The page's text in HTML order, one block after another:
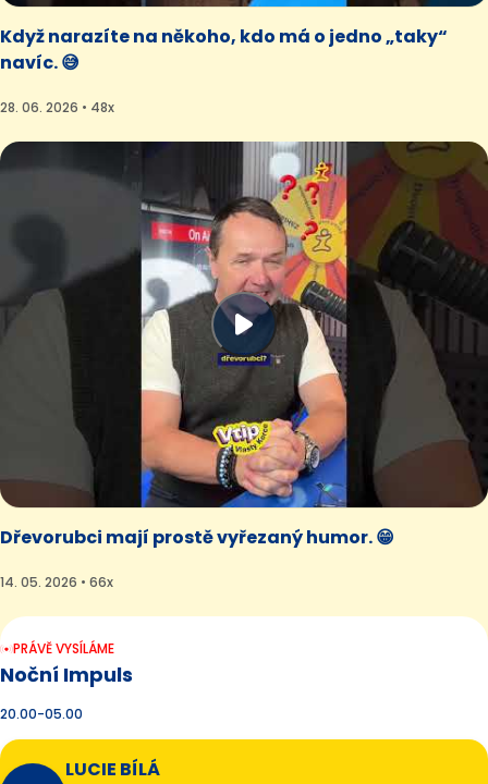
Když narazíte na někoho, kdo má o jedno „taky“
navíc. 😅
28. 06. 2026 • 48x
Dřevorubci mají prostě vyřezaný humor. 😁
14. 05. 2026 • 66x
PRÁVĚ VYSÍLÁME
Noční Impuls
20.00-05.00
LUCIE BÍLÁ